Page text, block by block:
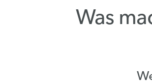
Was